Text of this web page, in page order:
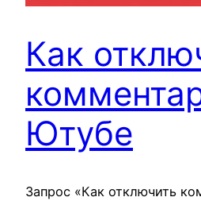
Как
Ютубе
Запрос «Как отключить